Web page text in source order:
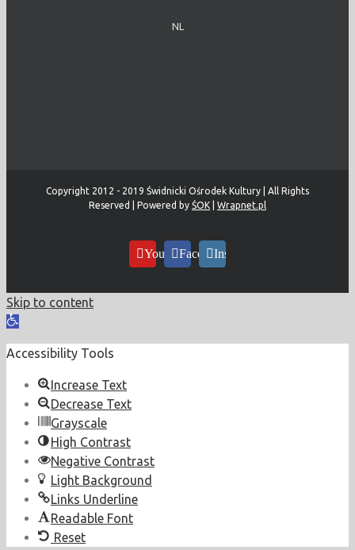
NL
Copyright 2012 - 2019 Świdnicki Ośrodek Kultury | All Rights
Reserved | Powered by ŚOK Wrapnet.pl
YouTubeFacebookInstagram
Skip to content
Open
Accessibility Tools
Increase Text
Decrease Text
Grayscale
High Contrast
Negative Contrast
Light Background
Links Underline
Readable Font
Reset